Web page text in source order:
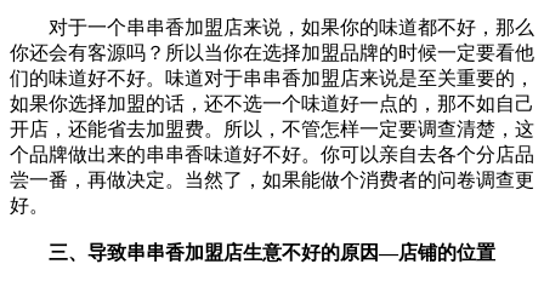
对于一个串串香加盟店来说，如果你的味道都不好，那么
你还会有客源吗？所以当你在选择加盟品牌的时候一定要看他
们的味道好不好。味道对于串串香加盟店来说是至关重要的，
如果你选择加盟的话，还不选一个味道好一点的，那不如自己
开店，还能省去加盟费。所以，不管怎样一定要调查清楚，这
个品牌做出来的串串香味道好不好。你可以亲自去各个分店品
尝一番，再做决定。当然了，如果能做个消费者的问卷调查更
好。
三、导致串串香加盟店生意不好的原因—店铺的位置